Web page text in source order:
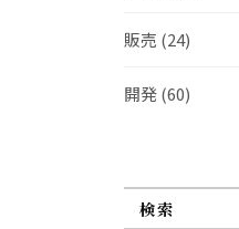
販売 (24)
開発(60)
検索